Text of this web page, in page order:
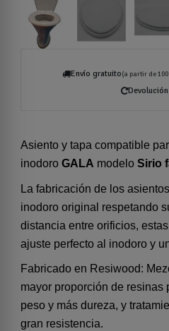
Envío gratuito(a partir de 100
Asiento y tapa compatible
inodoro GALA modelo Sirio
La fabricación de los
inodoro original respetando
distancia entre orificios,
ajuste perfecto al inodoro y
Fabricado en Resiwood:
mayor proporción de resinas
peso y más dureza, y
gran resistencia.